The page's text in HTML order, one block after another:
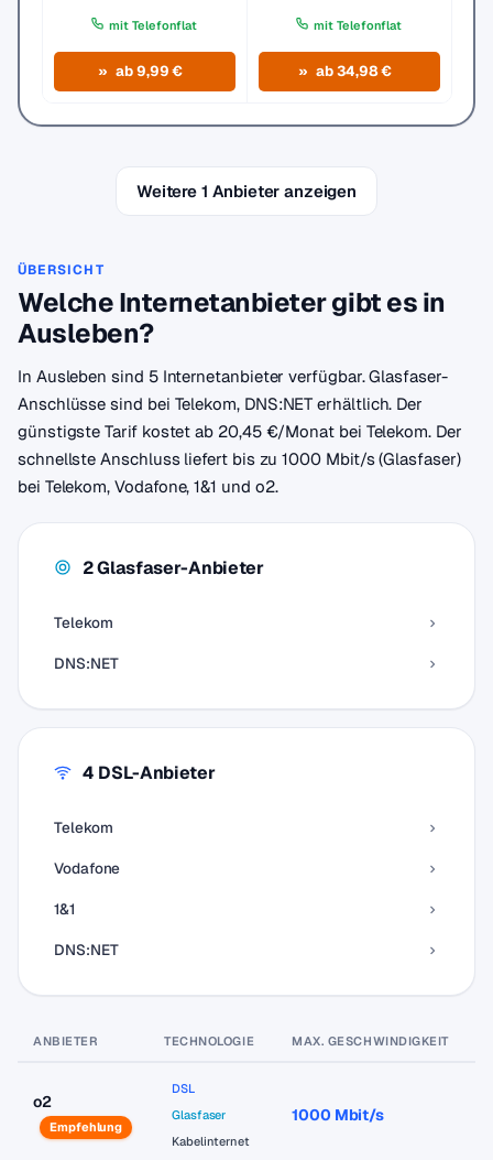
mit Telefonflat
ab 9,99 €
mit Telefonflat
ab 34,98 €
Weitere 1 Anbieter anzeigen
ÜBERSICHT
Welche Internetanbieter gibt es in
Ausleben?
In Ausleben sind 5 Internetanbieter verfügbar. Glasfaser-
Anschlüsse sind bei Telekom, DNS:NET erhältlich. Der
günstigste Tarif kostet ab 20,45 €/Monat bei Telekom. Der
schnellste Anschluss liefert bis zu 1000 Mbit/s (Glasfaser)
bei Telekom, Vodafone, 1&1 und o2.
2 Glasfaser-Anbieter
Telekom
DNS:NET
4 DSL-Anbieter
Telekom
Vodafone
1&1
DNS:NET
ANBIETER TECHNOLOGIE MAX. GESCHWINDIGKEIT
o2
Empfehlung
DSL
Glasfaser
Kabelinternet
1000 Mbit/s